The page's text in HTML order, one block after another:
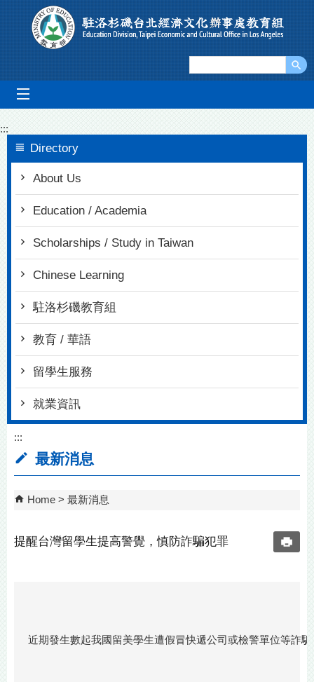
Go To Content
:::
Directory
About Us
Education / Academia
Scholarships / Study in Taiwan
Chinese Learning
駐洛杉磯教育組
教育 / 華語
留學生服務
就業資訊
:::
最新消息
Home 最新消息
提醒台灣留學生提高警覺，慎防詐騙犯罪
近期發生數起我國留美學生遭假冒快遞公司或檢警單位等詐